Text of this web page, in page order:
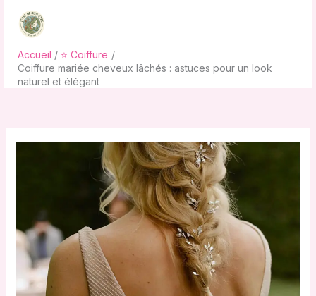
contenu
Accueil
⭐ Coiffure
Coiffure mariée cheveux lâchés : astuces pour un look
naturel et élégant